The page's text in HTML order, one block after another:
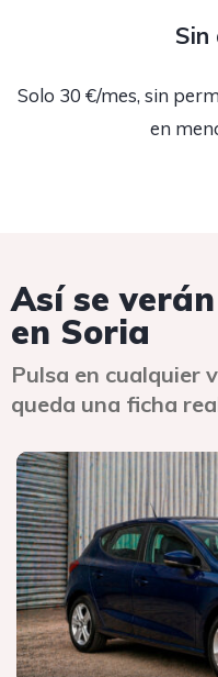
Sin
Solo 30 €/mes, sin
en
Así se
en Soria
Pulsa en cualquier
queda una ficha